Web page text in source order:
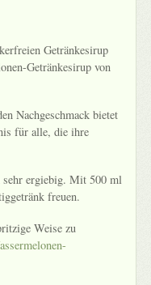
Getränkesirup
Getränkesirup von
Nachgeschmack bietet
für alle, die ihre
sehr ergiebig. Mit 500 ml
freuen.
Weise zu